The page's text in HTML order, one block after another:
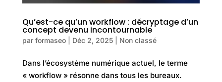
Qu’est-ce qu’un workflow : décryptage d’un
concept devenu incontournable
par formaseo| Déc 2, 2025| Non classé
Dans l’écosystème numérique actuel, le terme
« workflow » résonne dans tous les bureaux.